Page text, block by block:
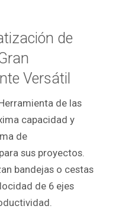
de
Versátil
de las
capacidad y
de
sus proyectos.
bandejas o cestas
de 6 ejes